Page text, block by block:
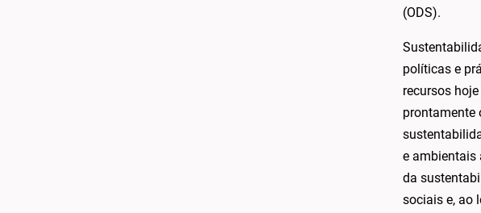
(ODS).
políticas e
recursos
prontamente
e ambientais
da
sociais e, ao